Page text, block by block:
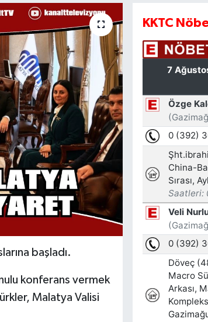
başladı.
konferans vermek
Malatya Valisi
KKTC